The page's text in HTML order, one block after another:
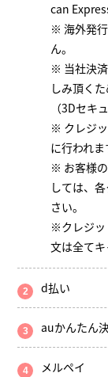
can
※ 海外発
ん。
※ 当社決
しみ頂く
（3Dセキ
※ クレジ
に行われま
※ お客様
しては、
さい。
※クレジッ
文は全てキ
d払い
auかんたん
メルペイ